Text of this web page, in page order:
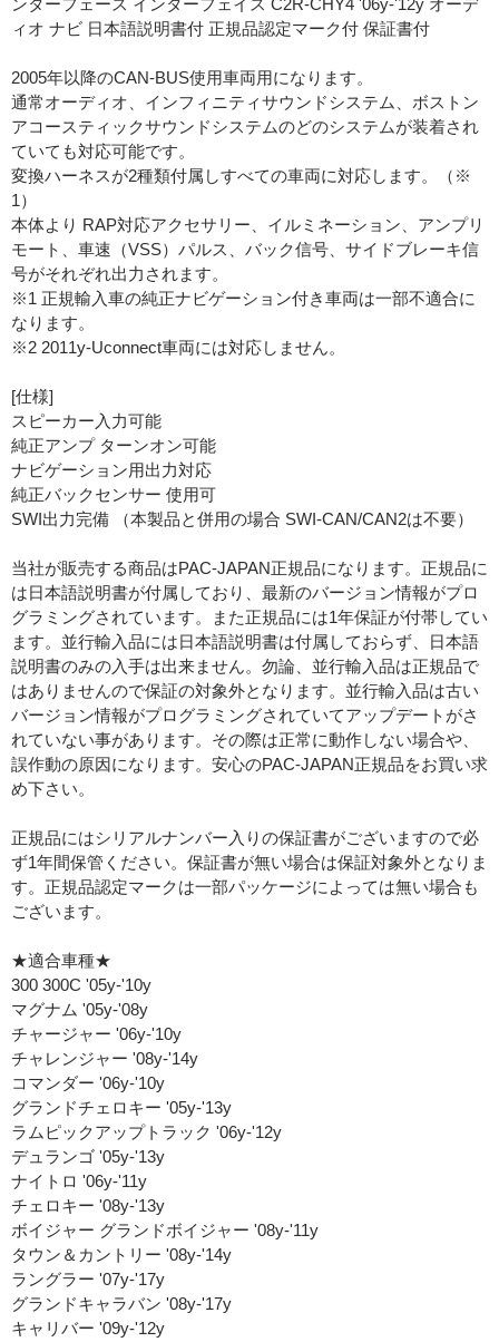
ンターフェース インターフェイス C2R-CHY4 '06y-'12y オーデ
ィオ ナビ 日本語説明書付 正規品認定マーク付 保証書付
2005年以降のCAN-BUS使用車両用になります。
通常オーディオ、インフィニティサウンドシステム、ボストン
アコースティックサウンドシステムのどのシステムが装着され
ていても対応可能です。
変換ハーネスが2種類付属しすべての車両に対応します。（※
1）
本体より RAP対応アクセサリー、イルミネーション、アンプリ
モート、車速（VSS）パルス、バック信号、サイドブレーキ信
号がそれぞれ出力されます。
※1 正規輸入車の純正ナビゲーション付き車両は一部不適合に
なります。
※2 2011y-Uconnect車両には対応しません。
[仕様]
スピーカー入力可能
純正アンプ ターンオン可能
ナビゲーション用出力対応
純正バックセンサー 使用可
SWI出力完備 （本製品と併用の場合 SWI-CAN/CAN2は不要）
当社が販売する商品はPAC-JAPAN正規品になります。正規品に
は日本語説明書が付属しており、最新のバージョン情報がプロ
グラミングされています。また正規品には1年保証が付帯してい
ます。並行輸入品には日本語説明書は付属しておらず、日本語
説明書のみの入手は出来ません。勿論、並行輸入品は正規品で
はありませんので保証の対象外となります。並行輸入品は古い
バージョン情報がプログラミングされていてアップデートがさ
れていない事があります。その際は正常に動作しない場合や、
誤作動の原因になります。安心のPAC-JAPAN正規品をお買い求
め下さい。
正規品にはシリアルナンバー入りの保証書がございますので必
ず1年間保管ください。保証書が無い場合は保証対象外となりま
す。正規品認定マークは一部パッケージによっては無い場合も
ございます。
★適合車種★
300 300C '05y-'10y
マグナム '05y-'08y
チャージャー '06y-'10y
チャレンジャー '08y-'14y
コマンダー '06y-'10y
グランドチェロキー '05y-'13y
ラムピックアップトラック '06y-'12y
デュランゴ '05y-'13y
ナイトロ '06y-'11y
チェロキー '08y-'13y
ボイジャー グランドボイジャー '08y-'11y
タウン＆カントリー '08y-'14y
ラングラー '07y-'17y
グランドキャラバン '08y-'17y
キャリバー '09y-'12y